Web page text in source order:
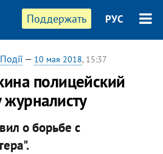
Поддержать РУС
Події— 10 мая 2018, 15:37
полицейский
журналисту
о борьбе с